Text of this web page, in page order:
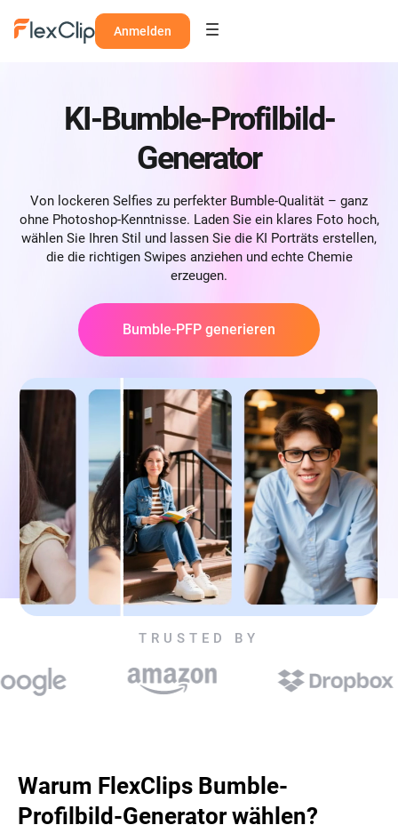
Anmelden
KI-Bumble-Profilbild-
Generator
Von lockeren Selfies zu perfekter Bumble-Qualität – ganz
ohne Photoshop-Kenntnisse. Laden Sie ein klares Foto hoch,
wählen Sie Ihren Stil und lassen Sie die KI Porträts erstellen,
die die richtigen Swipes anziehen und echte Chemie
erzeugen.
Bumble-PFP generieren
TRUSTED BY
Warum FlexClips Bumble-
Profilbild-Generator wählen?